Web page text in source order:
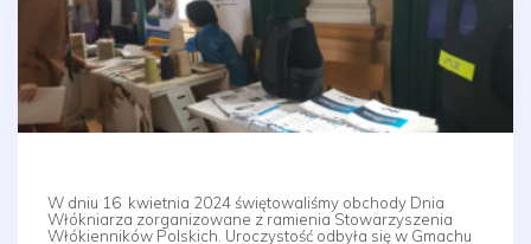
W dniu 16 kwietnia 2024 świętowaliśmy obchody Dnia
Włókniarza zorganizowane z ramienia Stowarzyszenia
Włókienników Polskich. Uroczystość odbyła się w Gmachu